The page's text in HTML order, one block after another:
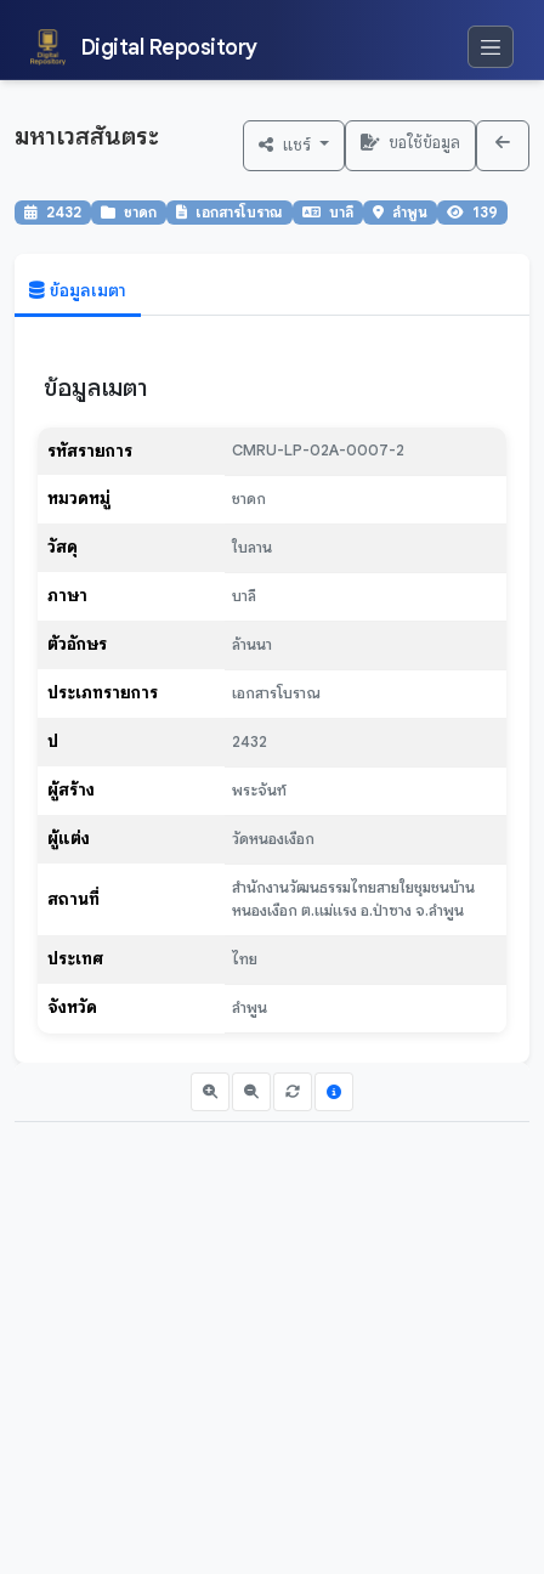
Digital Repository
มหาเวสสันตระ แชร์ ขอใช้ข้อมูล
2432 ชาดก เอกสารโบราณ บาลี ลำพูน 139
ข้อมูลเมตา
ข้อมูลเมตา
รหัสรายการ CMRU-LP-02A-0007-2
หมวดหมู่ ชาดก
วัสดุ ใบลาน
ภาษา บาลี
ตัวอักษร ล้านนา
ประเภทรายการ เอกสารโบราณ
ปี 2432
ผู้สร้าง พระจันท์
ผู้แต่ง วัดหนองเงือก
สถานที่
สำนักงานวัฒนธรรมไทยสายใยชุมชนบ้าน
หนองเงือก ต.แม่แรง อ.ป่าซาง จ.ลำพูน
ประเทศ ไทย
จังหวัด ลำพูน